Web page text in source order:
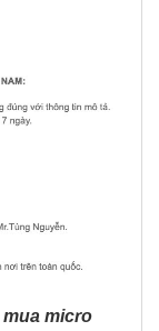
mua micro